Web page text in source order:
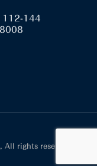
144
All rights reserved